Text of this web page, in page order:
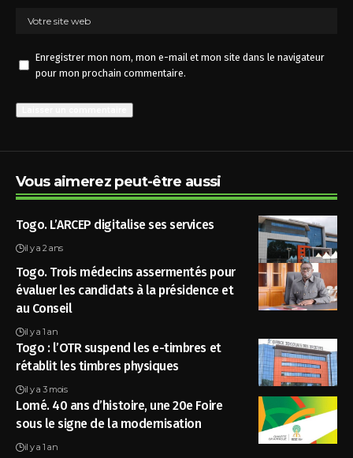
Enregistrer mon nom, mon e-mail et mon site dans le navigateur
pour mon prochain commentaire.
Vous aimerez peut-être aussi
Togo. L’ARCEP digitalise ses services
il y a 2 ans
Togo. Trois médecins assermentés pour
évaluer les candidats à la présidence et
au Conseil
il y a 1 an
Togo : l’OTR suspend les e-timbres et
rétablit les timbres physiques
il y a 3 mois
Lomé. 40 ans d’histoire, une 20e Foire
sous le signe de la modernisation
il y a 1 an